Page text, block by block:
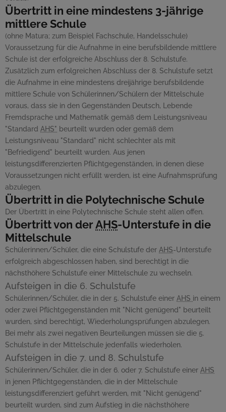
Übertritt in eine mindestens 3-jährige
mittlere Schule
(ohne Matura; zum Beispiel Fachschule, Handelsschule)
Voraussetzung für die Aufnahme in eine berufsbildende mittlere
Schule ist der erfolgreiche Abschluss der 8. Schulstufe.
Zusätzlich zum erfolgreichen Abschluss der 8. Schulstufe setzt
die Aufnahme in eine mindestens dreijährige berufsbildende
mittlere Schule von Schülerinnen/Schülern der Mittelschule
voraus, dass sie in den Gegenständen Deutsch, Lebende
Fremdsprache und Mathematik gemäß dem Leistungsniveau
"Standard AHS" beurteilt wurden oder gemäß dem
Leistungsniveau "Standard" nicht schlechter als mit
"Befriedigend" beurteilt wurden. Aus jenen
leistungsdifferenzierten Pflichtgegenständen, in denen diese
Voraussetzungen nicht erfüllt werden, ist eine Aufnahmsprüfung
abzulegen.
Übertritt in die Polytechnische Schule
Der Übertritt in eine Polytechnische Schule steht allen offen.
Übertritt von derAHS-Unterstufe in die
Mittelschule
Schülerinnen/Schüler, die eine Schulstufe der AHS-Unterstufe
erfolgreich abgeschlossen haben, sind berechtigt in die
nächsthöhere Schulstufe einer Mittelschule zu wechseln.
Aufsteigen in die 6. Schulstufe
Schülerinnen/Schüler, die in der 5. Schulstufe einer AHS in einem
oder zwei Pflichtgegenständen mit "Nicht genügend" beurteilt
wurden, sind berechtigt, Wiederholungsprüfungen abzulegen.
Bei mehr als zwei negativen Beurteilungen müssen sie die 5.
Schulstufe in der Mittelschule jedenfalls wiederholen.
Aufsteigen in die 7. und 8. Schulstufe
Schülerinnen/Schüler, die in der 6. oder 7. Schulstufe einer AHS
in jenen Pflichtgegenständen, die in der Mittelschule
leistungsdifferenziert geführt werden, mit "Nicht genügend"
beurteilt wurden, sind zum Aufstieg in die nächsthöhere